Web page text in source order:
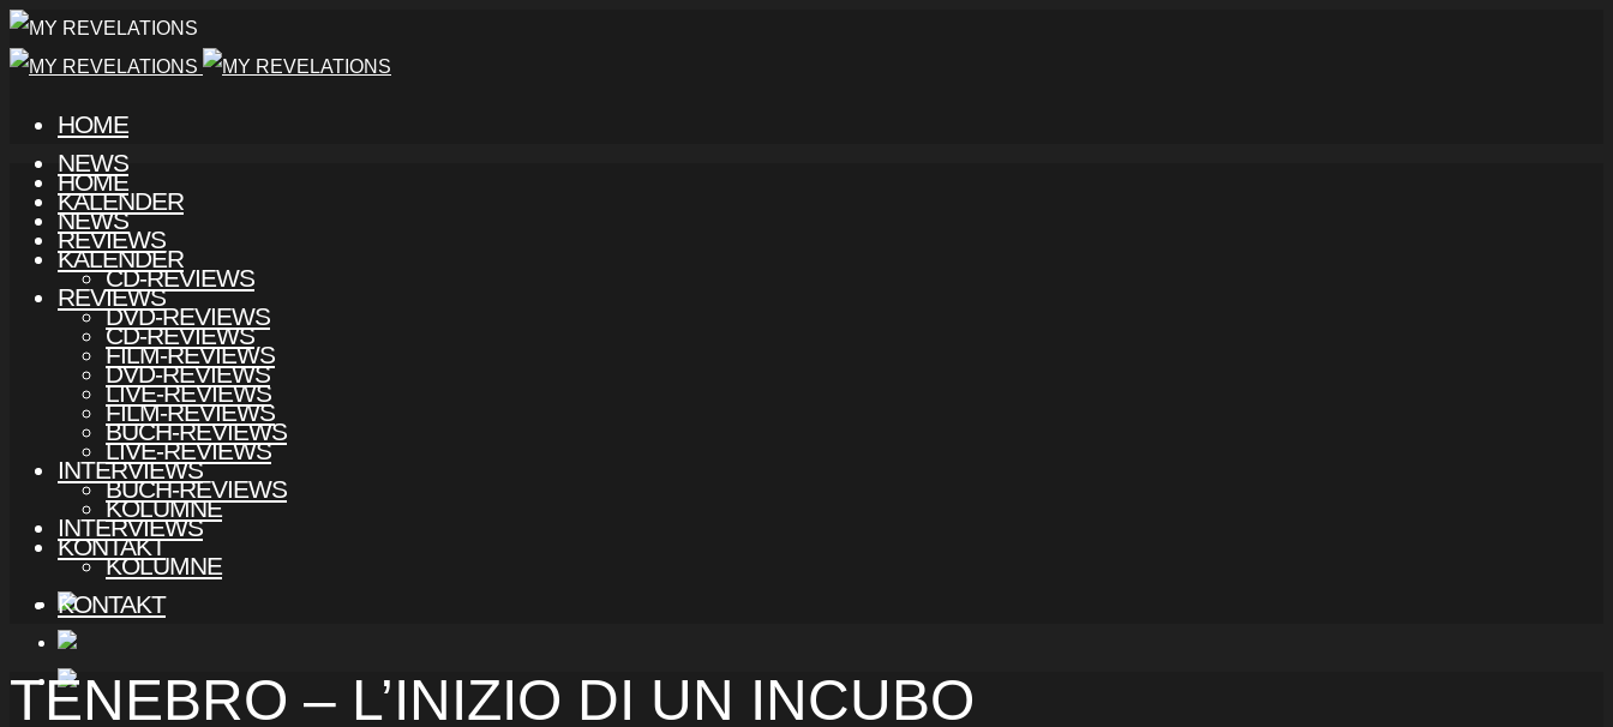
HOME
NEWS
KALENDER
REVIEWS
CD-REVIEWS
DVD-REVIEWS
FILM-REVIEWS
LIVE-REVIEWS
BUCH-REVIEWS
INTERVIEWS
KOLUMNE
KONTAKT
HOME
NEWS
KALENDER
REVIEWS
CD-REVIEWS
DVD-REVIEWS
FILM-REVIEWS
LIVE-REVIEWS
BUCH-REVIEWS
INTERVIEWS
KOLUMNE
KONTAKT
TENEBRO – L’INIZIO DI UN INCUBO